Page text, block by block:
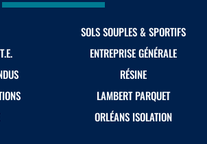
SOLS SOUPLES & SPORTIFS
ENTREPRISE GÉNÉRALE
RÉSINE
LAMBERT PARQUET
ORLÉANS ISOLATION